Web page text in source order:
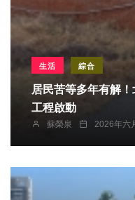
生活 綜合
居民苦等多年有解
工程啟動
蘇榮泉 2026年六